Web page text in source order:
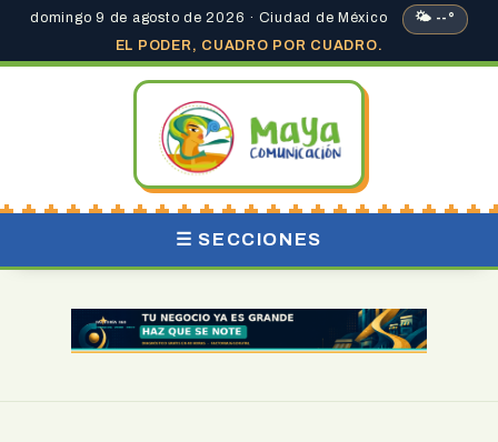
domingo 9 de agosto de 2026 · Ciudad de México
🌤 --°
EL PODER, CUADRO POR CUADRO.
☰ SECCIONES